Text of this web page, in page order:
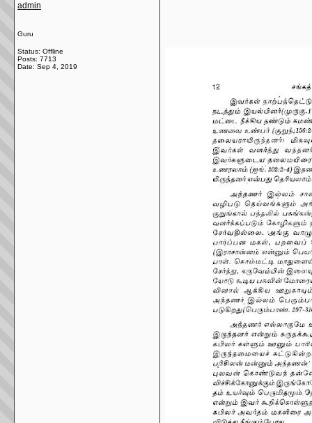
admin
Guru
Status: Offline
Posts: 7713
Date: Sep 4, 2019